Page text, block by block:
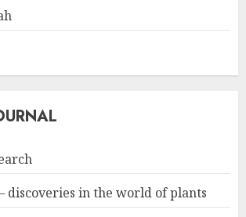
discoveries in the world of plants